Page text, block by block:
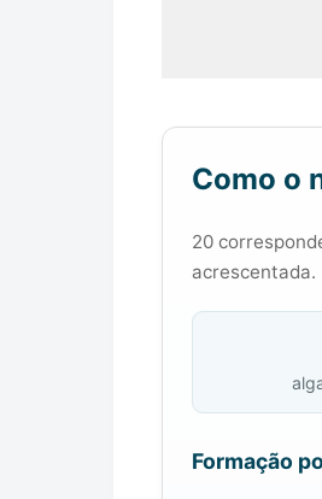
Como o
20
acrescentada.
Formação